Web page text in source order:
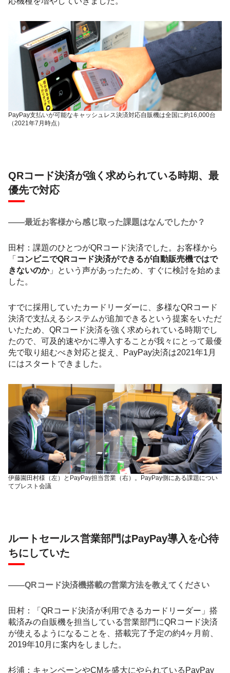
PayPay支払いが可能なキャッシュレス決済対応自販機は全国に約16,000台
（2021年7月時点）
QRコード決済が強く求められている時期、最
優先で対応
――最近お客様から感じ取った課題はなんでしたか？
田村：課題のひとつがQRコード決済でした。お客様から
「 コンビニでQRコード決済ができるが自動販売機ではで
きないのか」という声があったため、すぐに検討を始めま
した。
すでに採用していたカードリーダーに、多様なQRコード
決済で支払えるシステムが追加できるという提案をいただ
いたため、QRコード決済を強く求められている時期でし
たので、可及的速やかに導入することが我々にとって最優
先で取り組むべき対応と捉え、PayPay決済は2021年1月
にはスタートできました。
伊藤園田村様（左）とPayPay担当営業（右）。PayPay側にある課題につい
てブレスト会議
ルートセールス営業部門はPayPay導入を心待
ちにしていた
――QRコード決済機搭載の営業方法を教えてください
田村：「QRコード決済が利用できるカードリーダー」搭
載済みの自販機を担当している営業部門にQRコード決済
が使えるようになることを、搭載完了予定の約4ヶ月前、
2019年10月に案内をしました。
杉浦：キャンペーンやCMを盛大にやられているPayPay